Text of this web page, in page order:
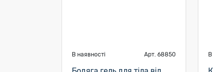
В наявності Арт. 68850